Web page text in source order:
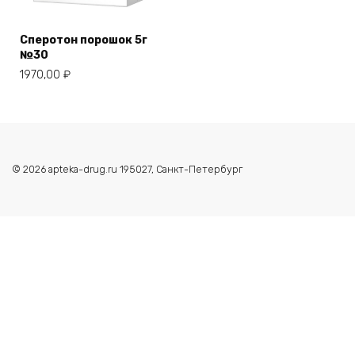
Сперотон порошок 5г
№30
1970,00 ₽
© 2026 apteka-drug.ru 195027, Санкт-Петербург